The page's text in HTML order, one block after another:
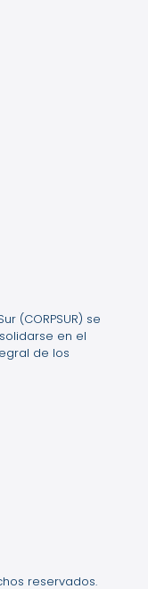
(CORPSUR) se
en el
de los
reservados.